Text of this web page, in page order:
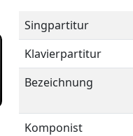
Singpartitur
Klavierpartitur
Bezeichnung
Komponist